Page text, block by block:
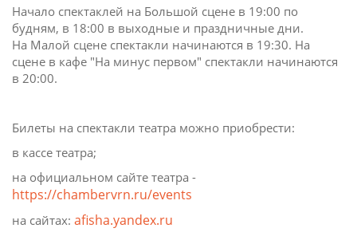
Начало спектаклей на Большой сцене в 19:00 по
будням, в 18:00 в выходные и праздничные дни.
На Малой сцене спектакли начинаются в 19:30. На
сцене в кафе "На минус первом" спектакли начинаются
в 20:00.
Билеты на спектакли театра можно приобрести:
в кассе театра;
на официальном сайте театра -
https://chambervrn.ru/events
на сайтах: afisha.yandex.ru